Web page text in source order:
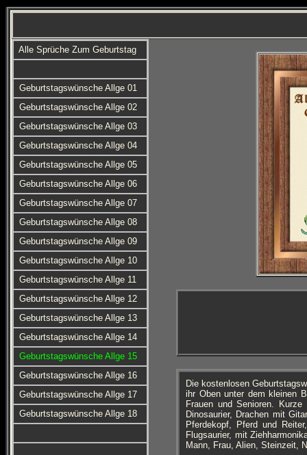
Alle Sprüche Zum Geburtstag
Geburtstagswünsche Allge 01
Geburtstagswünsche Allge 02
Geburtstagswünsche Allge 03
Geburtstagswünsche Allge 04
Geburtstagswünsche Allge 05
Geburtstagswünsche Allge 06
Geburtstagswünsche Allge 07
Geburtstagswünsche Allge 08
Geburtstagswünsche Allge 09
Geburtstagswünsche Allge 10
Geburtstagswünsche Allge 11
Geburtstagswünsche Allge 12
Geburtstagswünsche Allge 13
Geburtstagswünsche Allge 14
Geburtstagswünsche Allge 15
Geburtstagswünsche Allge 16
Geburtstagswünsche Allge 17
Geburtstagswünsche Allge 18
Die kostenlosen
ihr Oben unter dem kleinen
Frauen und Senioren.
Dinosaurier, Drachen mit
Pferdekopf, Pferd und
Flugsaurier, mit
Mann, Frau, Alien, Steinzeit,